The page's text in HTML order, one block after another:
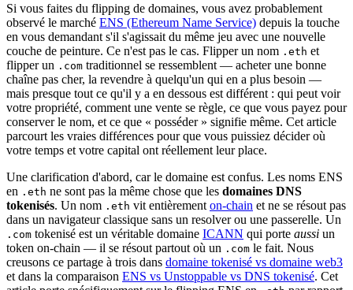
Si vous faites du flipping de domaines, vous avez probablement
observé le marché ENS (Ethereum Name Service) depuis la touche
en vous demandant s'il s'agissait du même jeu avec une nouvelle
couche de peinture. Ce n'est pas le cas. Flipper un nom .eth et
flipper un .com traditionnel se ressemblent — acheter une bonne
chaîne pas cher, la revendre à quelqu'un qui en a plus besoin —
mais presque tout ce qu'il y a en dessous est différent : qui peut voir
votre propriété, comment une vente se règle, ce que vous payez pour
conserver le nom, et ce que « posséder » signifie même. Cet article
parcourt les vraies différences pour que vous puissiez décider où
votre temps et votre capital ont réellement leur place.
Une clarification d'abord, car le domaine est confus. Les noms ENS
en .eth ne sont pas la même chose que les domaines DNS
tokenisés. Un nom .eth vit entièrement on-chain et ne se résout pas
dans un navigateur classique sans un resolver ou une passerelle. Un
.com tokenisé est un véritable domaine ICANN qui porte aussi un
token on-chain — il se résout partout où un .com le fait. Nous
creusons ce partage à trois dans domaine tokenisé vs domaine web3
et dans la comparaison ENS vs Unstoppable vs DNS tokenisé. Cet